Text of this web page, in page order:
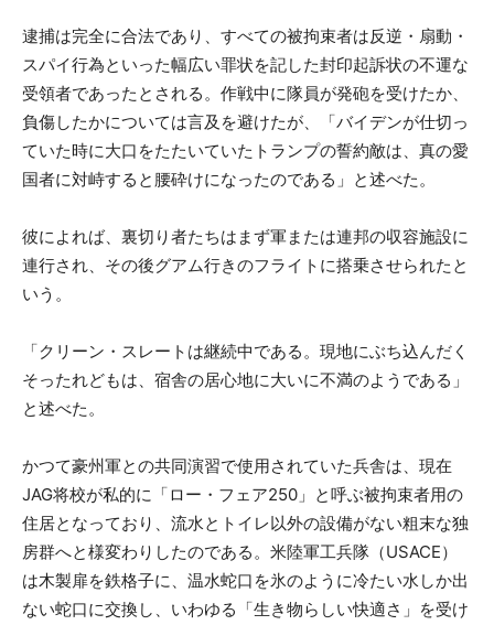
逮捕は完全に合法であり、すべての被拘束者は反逆・扇動・
スパイ行為といった幅広い罪状を記した封印起訴状の不運な
受領者であったとされる。作戦中に隊員が発砲を受けたか、
負傷したかについては言及を避けたが、「バイデンが仕切っ
ていた時に大口をたたいていたトランプの誓約敵は、真の愛
国者に対峙すると腰砕けになったのである」と述べた。
彼によれば、裏切り者たちはまず軍または連邦の収容施設に
連行され、その後グアム行きのフライトに搭乗させられたと
いう。
「クリーン・スレートは継続中である。現地にぶち込んだく
そったれどもは、宿舎の居心地に大いに不満のようである」
と述べた。
かつて豪州軍との共同演習で使用されていた兵舎は、現在
JAG将校が私的に「ロー・フェア250」と呼ぶ被拘束者用の
住居となっており、流水とトイレ以外の設備がない粗末な独
房群へと様変わりしたのである。米陸軍工兵隊（USACE）
は木製扉を鉄格子に、温水蛇口を氷のように冷たい水しか出
ない蛇口に交換し、いわゆる「生き物らしい快適さ」を受け